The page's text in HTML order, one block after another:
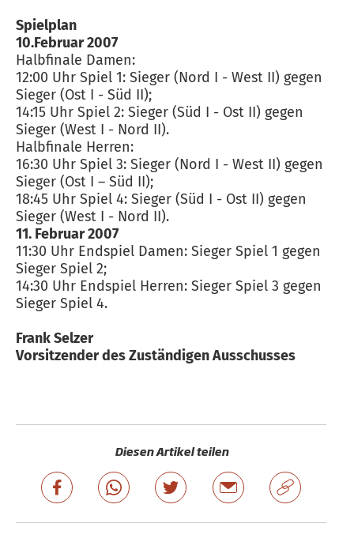
Spielplan
10.Februar 2007
Halbfinale Damen:
12:00 Uhr Spiel 1: Sieger (Nord I - West II) gegen
Sieger (Ost I - Süd II);
14:15 Uhr Spiel 2: Sieger (Süd I - Ost II) gegen
Sieger (West I - Nord II).
Halbfinale Herren:
16:30 Uhr Spiel 3: Sieger (Nord I - West II) gegen
Sieger (Ost I – Süd II);
18:45 Uhr Spiel 4: Sieger (Süd I - Ost II) gegen
Sieger (West I - Nord II).
11. Februar 2007
11:30 Uhr Endspiel Damen: Sieger Spiel 1 gegen
Sieger Spiel 2;
14:30 Uhr Endspiel Herren: Sieger Spiel 3 gegen
Sieger Spiel 4.
Frank Selzer
Vorsitzender des Zuständigen Ausschusses
Diesen Artikel teilen